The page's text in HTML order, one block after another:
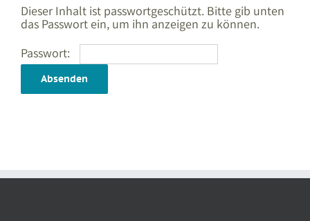
Dieser Inhalt ist passwortgeschützt. Bitte gib unten
das Passwort ein, um ihn anzeigen zu können.
Passwort: